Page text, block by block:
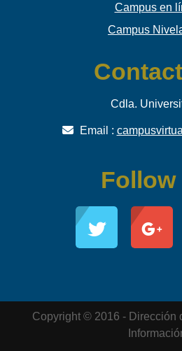
Campus en
Campus
Cdla.
Email :
Follow
Copyright © 2016 - Dirección